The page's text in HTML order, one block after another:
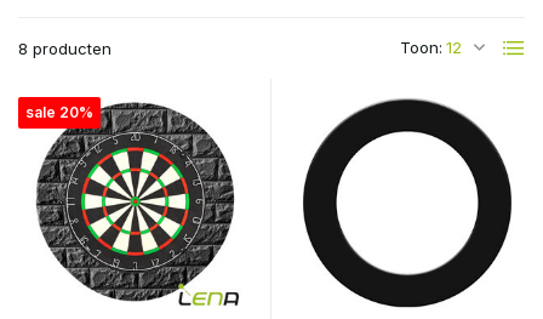
8 producten Toon:
sale 20%